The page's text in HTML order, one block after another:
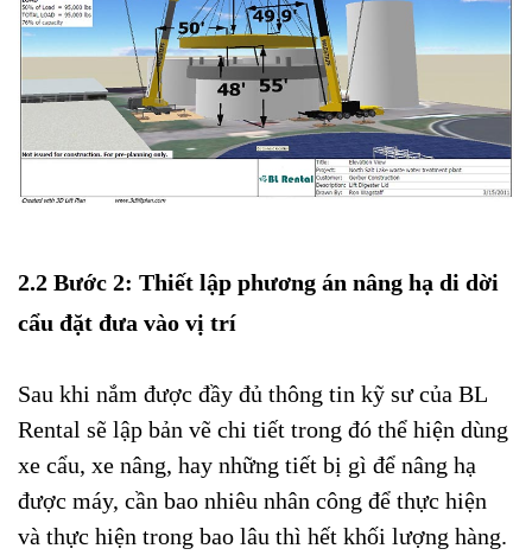
2.2 Bước 2: Thiết lập phương án nâng hạ di dời
cẩu đặt đưa vào vị trí
Sau khi nắm được đầy đủ thông tin kỹ sư của BL
Rental sẽ lập bản vẽ chi tiết trong đó thể hiện dùng
xe cẩu, xe nâng, hay những tiết bị gì để nâng hạ
được máy, cần bao nhiêu nhân công để thực hiện
và thực hiện trong bao lâu thì hết khối lượng hàng.